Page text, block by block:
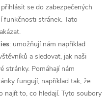
se do zabezpečených
funkčnosti stránek. Tato
: umožňují nám například
a sledovat, jak naši
stránky. Pomáhají nám
fungují, například tak, že
najít to, co hledají. Tyto soubory